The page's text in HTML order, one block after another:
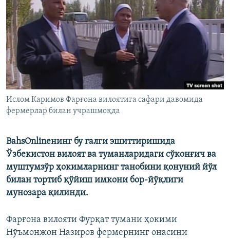
Озодлик бошқа тилларда
Ислом Каримов Фарғона вилоятига сафари давомида
фермерлар билан учрашмоқда
BahsOnlineнинг бу галги эшиттиришида
Ўзбекистон вилоят ва туманларидаги сўконғич ва
муштумзўр ҳокимларнинг танобини қонуний йўл
билан тортиб қўйиш имкони бор-йўқлиги
мунозара қилинди.
Фарғона вилояти Фурқат тумани ҳокими
Нўъмонжон Назиров фермернинг онасини